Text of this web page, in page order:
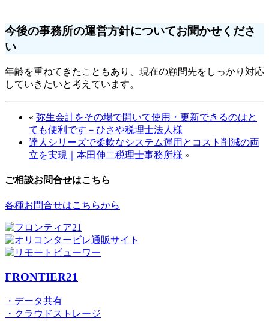
今後の事務所の運営方針についてお聞かせくださ
い
年齢を重ねてきたこともあり、現在の顧問先をしっかり対応
していきたいと考えています。
« 弥生会計をその場で開いて使用・更新できるのはと
ても便利です－ひさや税理士法人様
達人シリーズで柔軟なシステム運用とコスト削減の両
立を実現｜本田伸二税理士事務所様 »
ご相談お問合せはこちら
各種お問合せはこちらから
FRONTIER21
・データ共有
・クラウドストレージ